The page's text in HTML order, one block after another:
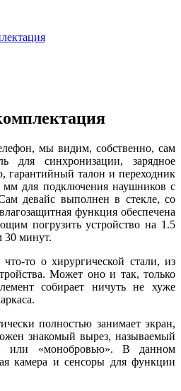
мы видим, собственно, сам
для синхронизации, зарядное
гарантийный талон и переходник
мм для подключения наушников с
девайс выполнен в стекле, со
функция обеспечена
погрузить устройство на 1.5
30 минут.
то о хирургической стали, из
Может оно и так, только
собирает ничуть не хуже
полностью занимает экран,
знакомый вырез, называемый
или «монобровью». В данном
камера и сенсоры для функции